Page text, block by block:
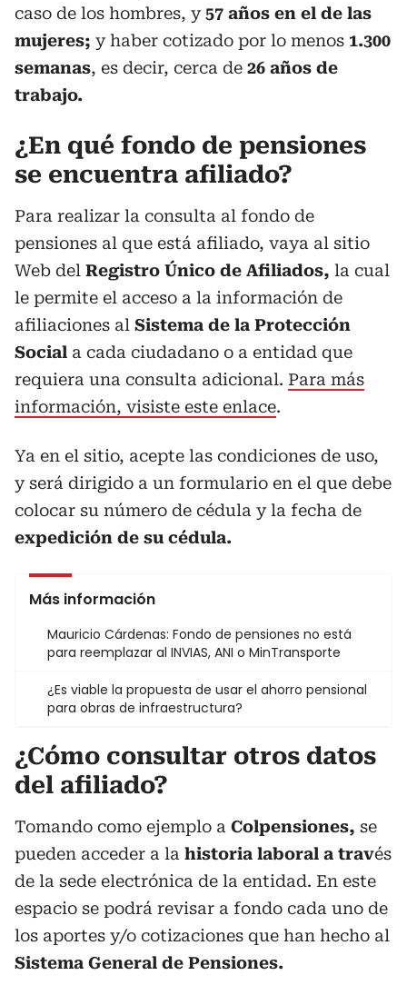
caso de los hombres, y57 años en el de las
mujeres; y haber cotizado por lo menos 1.300
semanas, es decir, cerca de 26 años de
trabajo.
¿En qué fondo de pensiones
se encuentra afiliado?
Para realizar la consulta al fondo de
pensiones al que está afiliado, vaya al sitio
Web del Registro Único de Afiliados, la cual
le permite el acceso a la información de
afiliaciones al Sistema de la Protección
Social a cada ciudadano o a entidad que
requiera una consulta adicional. Para más
información, visiste este enlace.
Ya en el sitio, acepte las condiciones de uso,
y será dirigido a un formulario en el que debe
colocar su número de cédula y la fecha de
expedición de su cédula.
Más información
Mauricio Cárdenas: Fondo de pensiones no está
para reemplazar al INVIAS, ANI o MinTransporte
¿Es viable la propuesta de usar el ahorro pensional
para obras de infraestructura?
¿Cómo consultar otros datos
del afiliado?
Tomando como ejemplo a Colpensiones, se
pueden acceder a la historia laboral a través
de la sede electrónica de la entidad. En este
espacio se podrá revisar a fondo cada uno de
los aportes y/o cotizaciones que han hecho al
Sistema General de Pensiones.